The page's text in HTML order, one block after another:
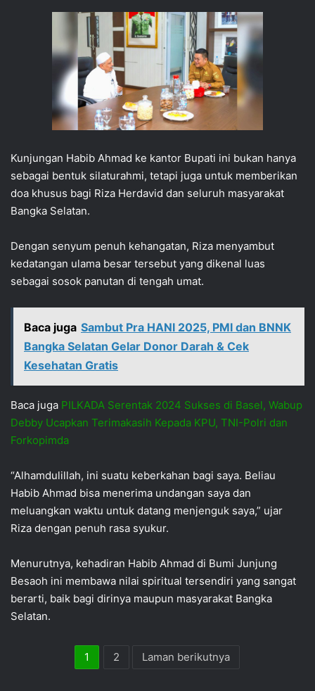
Kunjungan Habib Ahmad ke kantor Bupati ini bukan hanya
sebagai bentuk silaturahmi, tetapi juga untuk memberikan
doa khusus bagi Riza Herdavid dan seluruh masyarakat
Bangka Selatan.
Dengan senyum penuh kehangatan, Riza menyambut
kedatangan ulama besar tersebut yang dikenal luas
sebagai sosok panutan di tengah umat.
Baca juga Sambut Pra HANI 2025, PMI dan BNNK
Bangka Selatan Gelar Donor Darah & Cek
Kesehatan Gratis
Baca juga PILKADA Serentak 2024 Sukses di Basel, Wabup
Debby Ucapkan Terimakasih Kepada KPU, TNI-Polri dan
Forkopimda
“Alhamdulillah, ini suatu keberkahan bagi saya. Beliau
Habib Ahmad bisa menerima undangan saya dan
meluangkan waktu untuk datang menjenguk saya,” ujar
Riza dengan penuh rasa syukur.
Menurutnya, kehadiran Habib Ahmad di Bumi Junjung
Besaoh ini membawa nilai spiritual tersendiri yang sangat
berarti, baik bagi dirinya maupun masyarakat Bangka
Selatan.
1 2 Laman berikutnya